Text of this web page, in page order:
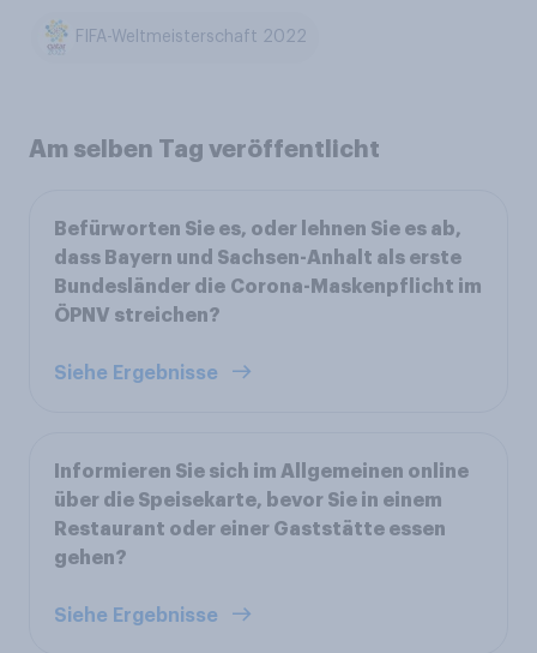
FIFA-Weltmeisterschaft 2022
Am selben Tag veröffentlicht
Befürworten Sie es, oder lehnen Sie es ab,
dass Bayern und Sachsen-Anhalt als erste
Bundesländer die Corona-Maskenpflicht im
ÖPNV streichen?
Siehe Ergebnisse
Informieren Sie sich im Allgemeinen online
über die Speisekarte, bevor Sie in einem
Restaurant oder einer Gaststätte essen
gehen?
Siehe Ergebnisse